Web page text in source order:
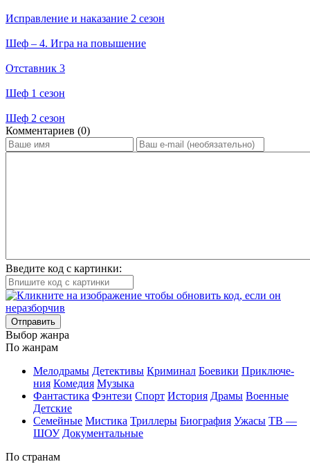
Исправление и наказание 2 сезон
Шеф – 4. Игра на повышение
Отставник 3
Шеф 1 сезон
Шеф 2 сезон
Ком­мен­та­ри­ев (0)
Введите код с картинки:
Отправить
Вы­бор жан­ра
По жан­рам
Ме­ло­дра­мы Де­тек­ти­вы Кри­ми­нал Бое­ви­ки При­клю­че­
ния Ко­ме­дия Му­зы­ка
Фан­та­сти­ка Фэн­те­зи Спорт Ис­то­рия Дра­мы Во­ен­ные
Дет­ские
Се­мей­ные Мис­ти­ка Трил­ле­ры Био­гра­фия Ужа­сы ТВ —
ШОУ До­ку­мен­таль­ные
По стра­нам